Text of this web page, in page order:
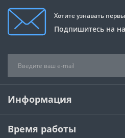
Хотите узнавать
Подпишитесь на
Информация
Время работы